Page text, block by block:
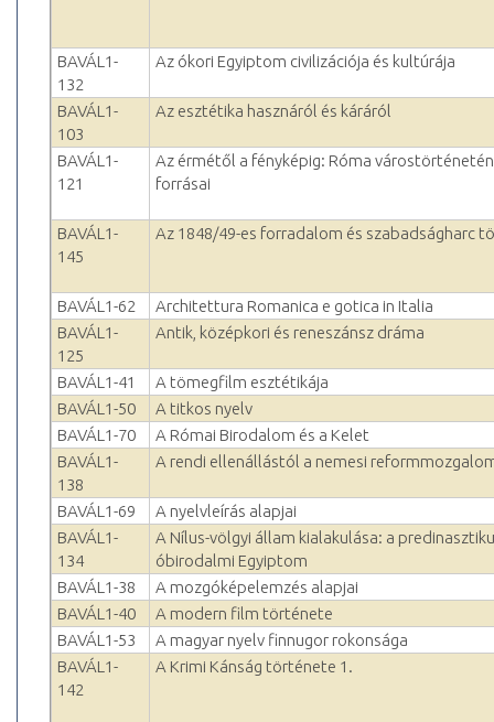
BAVÁL1-
132
Az ókori Egyiptom civilizációja és kultúrája
BAVÁL1-
103
Az esztétika hasznáról és káráról
BAVÁL1-
121
Az érmétől a fényképig: Róma
forrásai
BAVÁL1-
145
Az 1848/49-es forradalom és szabadságharc
BAVÁL1-62
Architettura Romanica e gotica in Italia
BAVÁL1-
125
Antik, középkori és reneszánsz dráma
BAVÁL1-41
A tömegfilm esztétikája
BAVÁL1-50
A titkos nyelv
BAVÁL1-70
A Római Birodalom és a Kelet
BAVÁL1-
138
A rendi ellenállástól a nemesi
BAVÁL1-69
A nyelvleírás alapjai
BAVÁL1-
134
A Nílus-völgyi állam kialakulása: a
óbirodalmi Egyiptom
BAVÁL1-38
A mozgóképelemzés alapjai
BAVÁL1-40
A modern film története
BAVÁL1-53
A magyar nyelv finnugor rokonsága
BAVÁL1-
142
A Krimi Kánság története 1.